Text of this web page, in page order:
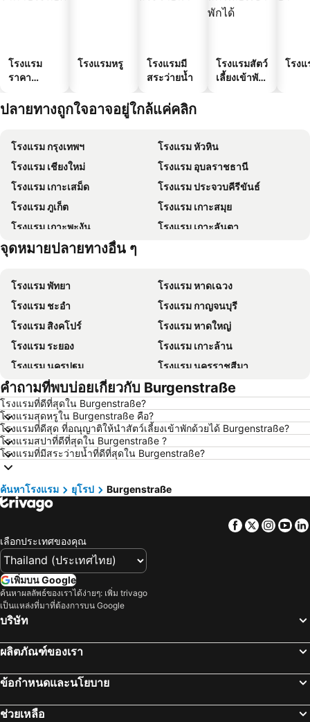
โรงแรม
ราคา
โรงแรมหรู
โรงแรมมี
สระว่ายน้ำ
โรงแรมสัตว์
เลี้ยงเข้าพัก
โรง
ปลายทางถูกใจอาจอยู่ใกล้แค่คลิก
โรงแรม กรุงเทพฯ
โรงแรม หัวหิน
โรงแรม เชียงใหม่
โรงแรม อุบลราชธานี
โรงแรม เกาะเสม็ด
โรงแรม ประจวบคีรีขันธ์
โรงแรม ภูเก็ต
โรงแรม เกาะสมุย
โรงแรม เกาะพะงัน
โรงแรม เกาะลันตา
โรงแรม เกาะหลีเป๊ะ
จุดหมายปลายทางอื่น ๆ
โรงแรม พัทยา
โรงแรม หาดเฉวง
โรงแรม ชะอำ
โรงแรม กาญจนบุรี
โรงแรม สิงคโปร์
โรงแรม หาดใหญ่
โรงแรม ระยอง
โรงแรม เกาะล้าน
โรงแรม นครปฐม
โรงแรม นครราชสีมา
โรงแรม ซินยี่
โรงแรม เขาหลัก
โรงแรม โตเกียว
โรงแรม ศรีราชา
โรงแรม กระบี่
โรงแรม นครนายก
โรงแรม นครพนม
โรงแรม เกาะฟุก๊ว
โรงแรม ไทเป
โรงแรม เกาะเต่า
โรงแรม มัลดีฟส์
โรงแรม เกาะลังกาวี
โรงแรม บาห์เรน
โรงแรม ลาว
โรงแรม ไซปรัส
โรงแรม เกาะช้าง
คำถามที่พบบ่อยเกี่ยวกับ Burgenstraße
โรงแรมที่ดีที่สุดใน Burgenstraße?
โรงแรมสุดหรูใน Burgenstraße คือ?
โรงแรมที่ดีสุด ที่อณุญาติให้นำสัตว์เลี้ยงเข้าพักด้วยได้ Burgenstraße?
โรงแรมสปาที่ดีที่สุดใน Burgenstraße ?
โรงแรมที่มีสระว่ายน้ำที่ดีที่สุดใน Burgenstraße?
ค้นหาโรงแรม ยุโรป Burgenstraße
Facebook
Twitter
เลือกประเทศของคุณ
เพิ่มบน Google
ค้นหาผลลัพธ์ของเราได้ง่ายๆ: เพิ่ม trivago
เป็นแหล่งที่มาที่ต้องการบน Google
บริษัท
ผลิตภัณฑ์ของเรา
ข้อกำหนดและนโยบาย
ช่วยเหลือ